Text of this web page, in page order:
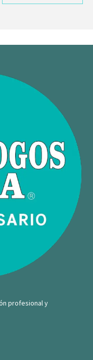
profesional y